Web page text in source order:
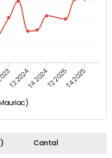
T2 2024T4 2024T2 2025T4 2025
Cantal